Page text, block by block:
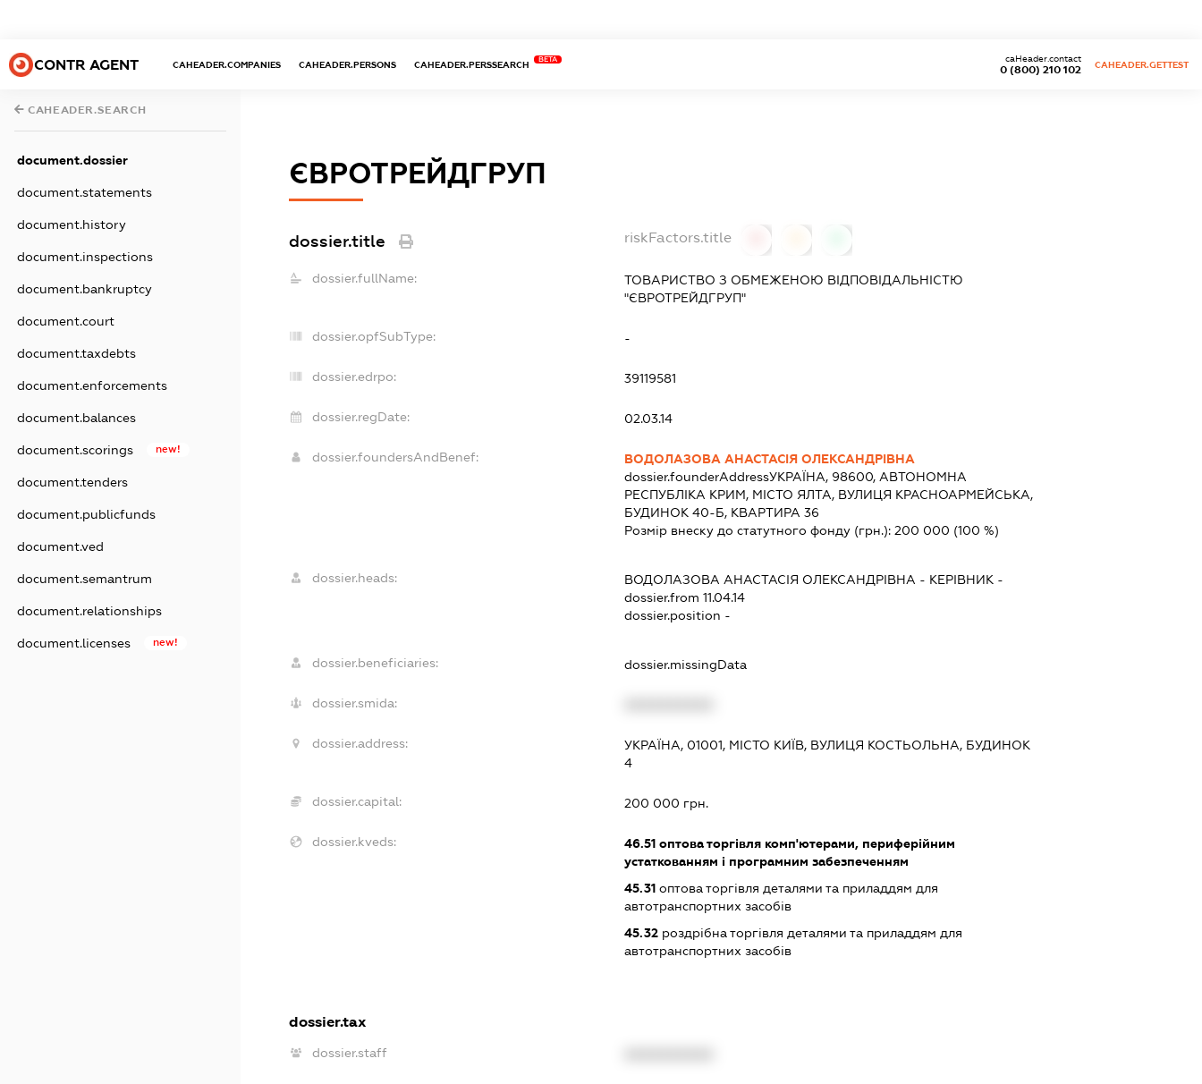
CONTR AGENT CAHEADER.COMPANIES CAHEADER.PERSONS CAHEADER.PERSSEARCH
BETA
0 (800) 210 102
caHeader.contact
CAHEADER.GETTEST
CAHEADER.SEARCH
document.dossier
document.statements
document.history
document.inspections
document.bankruptcy
document.court
document.taxdebts
document.enforcements
document.balances
document.scorings new!
document.tenders
document.publicfunds
document.ved
document.semantrum
document.relationships
document.licenses new!
ЄВРОТРЕЙДГРУП
dossier.title riskFactors.title
dossier.fullName:
ТОВАРИСТВО З ОБМЕЖЕНОЮ ВІДПОВІДАЛЬНІСТЮ
"ЄВРОТРЕЙДГРУП"
dossier.opfSubType: -
dossier.edrpo: 39119581
dossier.regDate: 02.03.14
dossier.foundersAndBenef:
ВОДОЛАЗОВА АНАСТАСІЯ ОЛЕКСАНДРІВНА
dossier.founderAddressУКРАЇНА, 98600, АВТОНОМНА
РЕСПУБЛІКА КРИМ, МІСТО ЯЛТА, ВУЛИЦЯ КРАСНОАРМЕЙСЬКА,
БУДИНОК 40-Б, КВАРТИРА 36
Розмір внеску до статутного фонду (грн.): 200 000 (100 %)
dossier.heads: ВОДОЛАЗОВА АНАСТАСІЯ ОЛЕКСАНДРІВНА - КЕРІВНИК-
dossier.from 11.04.14
dossier.position -
dossier.beneficiaries: dossier.missingData
dossier.smida:
dossier.address:
УКРАЇНА, 01001, МІСТО КИЇВ, ВУЛИЦЯ КОСТЬОЛЬНА, БУДИНОК
4
dossier.capital: 200 000 грн.
dossier.kveds: 46.51оптова торгівля комп'ютерами, периферійним
устаткованням і програмним забезпеченням
45.31оптова торгівля деталями та приладдям для
автотранспортних засобів
45.32роздрібна торгівля деталями та приладдям для
автотранспортних засобів
dossier.tax
dossier.staff